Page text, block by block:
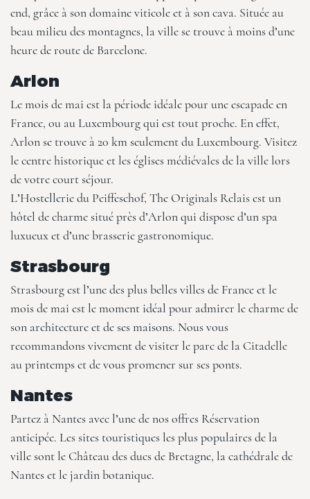
end, grâce à son domaine viticole et à son cava. Située au
beau milieu des montagnes, la ville se trouve à moins d’une
heure de route de Barcelone.
Arlon
Le mois de mai est la période idéale pour une escapade en
France, ou au Luxembourg qui est tout proche. En effet,
Arlon se trouve à 20 km seulement du Luxembourg. Visitez
le centre historique et les églises médiévales de la ville lors
de votre court séjour.
L’Hostellerie du Peiffeschof, The Originals Relaisest un
hôtel de charme situé près d’Arlon qui dispose d’un spa
luxueux et d’une brasserie gastronomique.
Strasbourg
Strasbourg est l’une des plus belles villes de France et le
mois de mai est le moment idéal pour admirer le charme de
son architecture et de ses maisons. Nous vous
recommandons vivement de visiter le parc de la Citadelle
au printemps et de vous promener sur ses ponts.
Nantes
Partez à Nantes avec l’une de nos offres Réservation
anticipée. Les sites touristiques les plus populaires de la
ville sont le Château des ducs de Bretagne, la cathédrale de
Nantes et le jardin botanique.